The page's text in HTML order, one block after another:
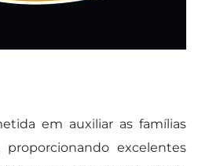
em auxiliar as famílias
excelentes